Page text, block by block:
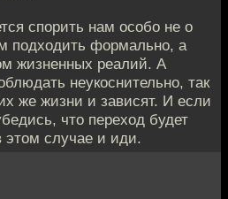
спорить нам особо не о
подходить формально, а
жизненных реалий. А
неукоснительно, так
же жизни и зависят. И если
что переход будет
этом случае и иди.